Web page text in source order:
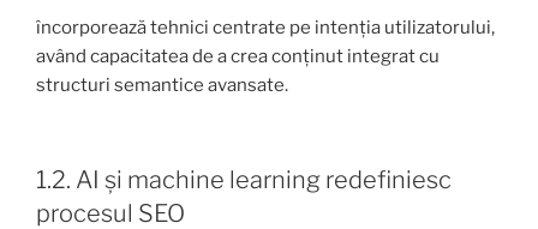
încorporează tehnici centrate pe intenția utilizatorului,
având capacitatea de a crea conținut integrat cu
structuri semantice avansate.
1.2. AI și machine learning redefiniesc
procesul SEO